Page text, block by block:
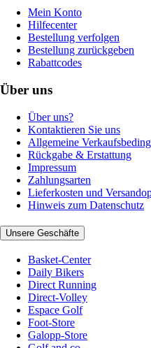
Mein Konto
Hilfecenter
Bestellung verfolgen
Bestellung zurückgeben
Rabattcodes
Über uns
Über uns?
Kontaktieren Sie uns
Allgemeine
Rückgabe & Erstattung
Impressum
Zahlungsarten
Lieferkosten und
Hinweis zum Datenschutz
Unsere Geschäfte
Basket-Center
Daily Bikers
Direct Running
Direct-Volley
Espace Golf
Foot-Store
Galopp-Store